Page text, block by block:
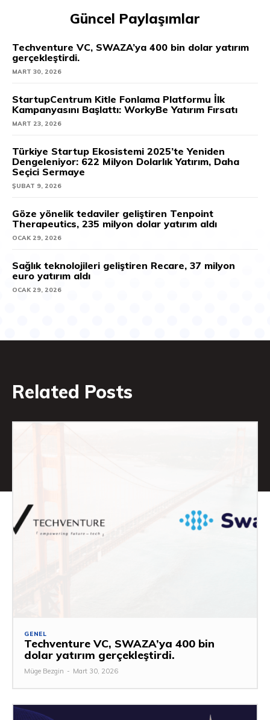
Güncel Paylaşımlar
Techventure VC, SWAZA’ya 400 bin dolar yatırım
gerçekleştirdi.
MART 30, 2026
StartupCentrum Kitle Fonlama Platformu İlk
Kampanyasını Başlattı: WorkyBe Yatırım Fırsatı
MART 23, 2026
Türkiye Startup Ekosistemi 2025’te Yeniden
Dengeleniyor: 622 Milyon Dolarlık Yatırım, Daha
Seçici Sermaye
ŞUBAT 9, 2026
Göze yönelik tedaviler geliştiren Tenpoint
Therapeutics, 235 milyon dolar yatırım aldı
OCAK 29, 2026
Sağlık teknolojileri geliştiren Recare, 37 milyon
euro yatırım aldı
OCAK 29, 2026
Related Posts
GENEL
Techventure VC, SWAZA’ya 400 bin
dolar yatırım gerçekleştirdi.
Müge Bezgin - Mart 30, 2026